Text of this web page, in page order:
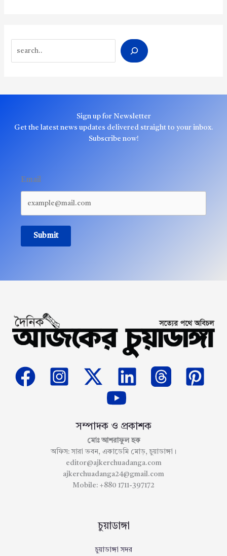
Sign up for Newsletter
Get the latest news updates delivered straight to your inbox.
Subscribe now!
Email
Submit
সম্পাদক ও প্রকাশক
মোঃ আশরাফুল হক
অফিস: সারা ভবন, একাডেমি মোড়, চুয়াডাঙ্গা।
editor@ajkerchuadanga.com
ajkerchuadanga24@gmail.com
Mobile: +880 1711-397172
চুয়াডাঙ্গা
চুয়াডাঙ্গা সদর